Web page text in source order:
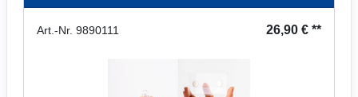
Art.-Nr. 9890111 26,90 € **